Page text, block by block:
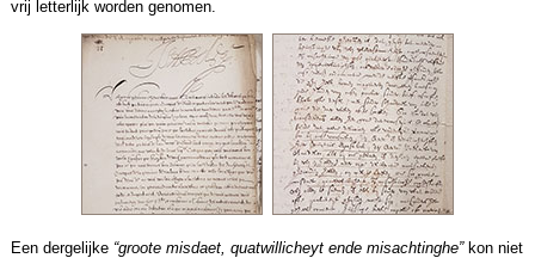
vrij letterlijk worden genomen.
Een dergelijke “groote misdaet, quatwillicheyt ende misachtinghe”kon niet